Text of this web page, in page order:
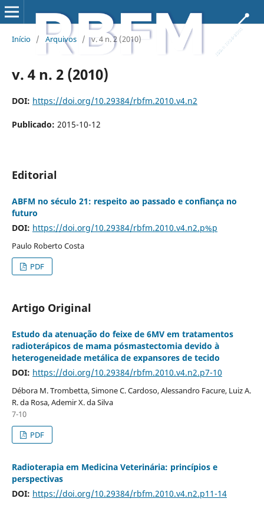
Início / Arquivos / v. 4 n. 2 (2010)
v. 4 n. 2 (2010)
DOI: https://doi.org/10.29384/rbfm.2010.v4.n2
Publicado: 2015-10-12
Editorial
ABFM no século 21: respeito ao passado e confiança no
futuro
DOI: https://doi.org/10.29384/rbfm.2010.v4.n2.p%p
Paulo Roberto Costa
PDF
Artigo Original
Estudo da atenuação do feixe de 6MV em tratamentos
radioterápicos de mama pósmastectomia devido à
heterogeneidade metálica de expansores de tecido
DOI: https://doi.org/10.29384/rbfm.2010.v4.n2.p7-10
Débora M. Trombetta, Simone C. Cardoso, Alessandro Facure, Luiz A.
R. da Rosa, Ademir X. da Silva
7-10
PDF
Radioterapia em Medicina Veterinária: princípios e
perspectivas
DOI: https://doi.org/10.29384/rbfm.2010.v4.n2.p11-14